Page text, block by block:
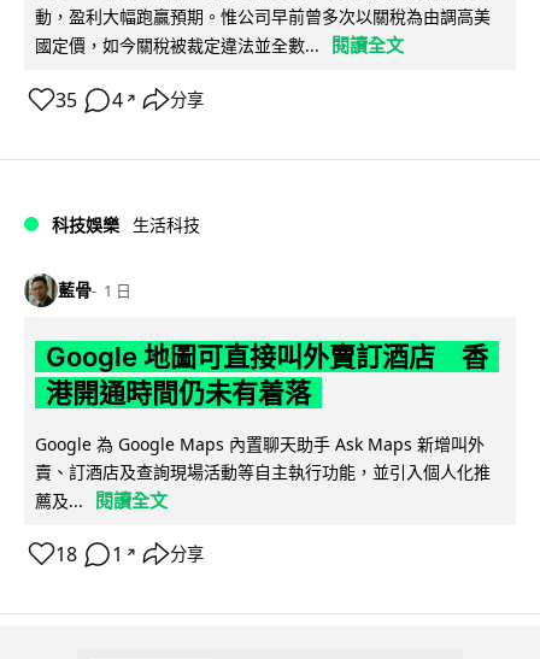
動，盈利大幅跑贏預期。惟公司早前曾多次以關稅為由調高美
國定價，如今關稅被裁定違法並全數...
閱讀全文
35 4 ↗ 分享
科技娛樂 生活科技
藍骨 1 日
Google 地圖可直接叫外賣訂酒店 香
港開通時間仍未有着落
Google 為 Google Maps 內置聊天助手 Ask Maps 新增叫外
賣、訂酒店及查詢現場活動等自主執行功能，並引入個人化推
薦及...
閱讀全文
18 1 ↗ 分享